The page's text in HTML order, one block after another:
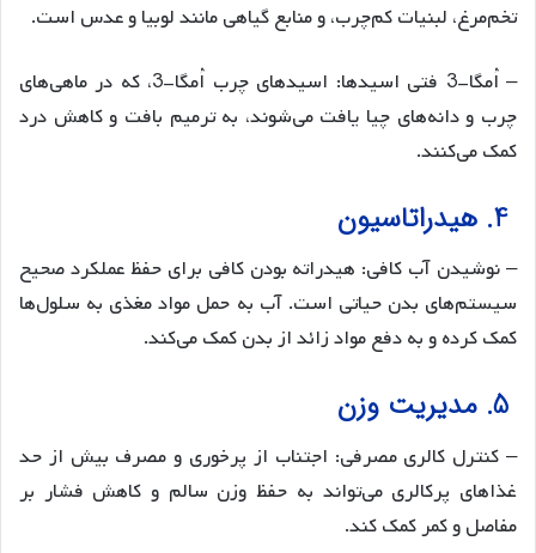
تخم‌مرغ، لبنیات کم‌چرب، و منابع گیاهی مانند لوبیا و عدس است.
– اُمگا-3 فتی اسیدها: اسیدهای چرب اُمگا-3، که در ماهی‌های
چرب و دانه‌های چیا یافت می‌شوند، به ترمیم بافت و کاهش درد
کمک می‌کنند.
– نوشیدن آب کافی: هیدراته بودن کافی برای حفظ عملکرد صحیح
سیستم‌های بدن حیاتی است. آب به حمل مواد مغذی به سلول‌ها
کمک کرده و به دفع مواد زائد از بدن کمک می‌کند.
– کنترل کالری مصرفی: اجتناب از پرخوری و مصرف بیش از حد
غذاهای پرکالری می‌تواند به حفظ وزن سالم و کاهش فشار بر
مفاصل و کمر کمک کند.